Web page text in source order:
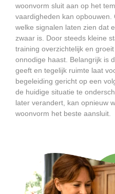
woonvorm sluit aan op het
vaardigheden kan
welke signalen laten zien dat
zwaar is. Door steeds kleine
training overzichtelijk en
onnodige haast. Belangrijk is
geeft en tegelijk ruimte laat
begeleiding gericht op een
de huidige situatie te
later verandert, kan opnieuw
woonvorm het beste aansluit.